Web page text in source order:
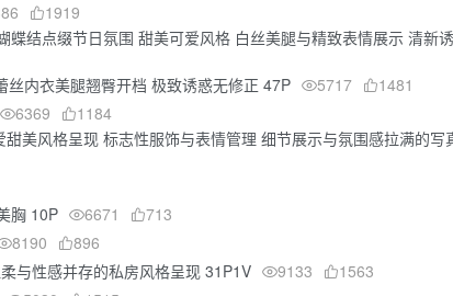
1919
结点缀节日氛围 甜美可爱风格 白丝美腿与精致表情展示 清新
内衣美腿翘臀开档 极致诱惑无修正 47P 5717
1481
6369
1184
美风格呈现 标志性服饰与表情管理 细节展示与氛围感拉满的
胸 10P 6671
713
8190
896
与性感并存的私房风格呈现 31P1V 9133
1563